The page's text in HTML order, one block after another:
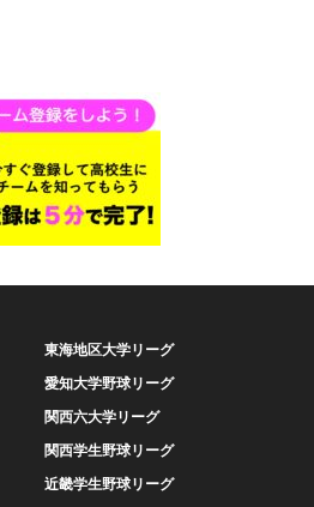
東海地区大学リーグ
愛知大学野球リーグ
関西六大学リーグ
関西学生野球リーグ
近畿学生野球リーグ